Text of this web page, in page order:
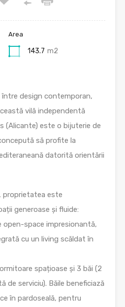
Area
143.7 m2
design contemporan,
vilă independentă
(Alicante) este o bijuterie de
să profite la
datorită orientării
proprietatea este
generoase și fluide:
open-space impresionantă,
cu un living scăldat în
spațioase și 3 băi (2
de serviciu). Băile beneficiază
în pardoseală, pentru